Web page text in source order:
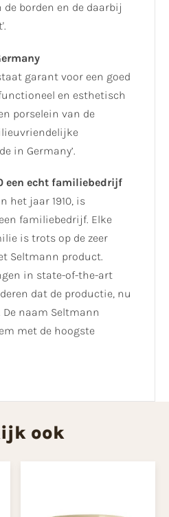
borden en de daarbij
garant voor een goed
en esthetisch
porselein van de
in Germany’.
een echt familiebedrijf
het jaar 1910, is
familiebedrijf. Elke
is trots op de zeer
Seltmann product.
in state-of-the-art
dat de productie, nu
naam Seltmann
met de hoogste
ook